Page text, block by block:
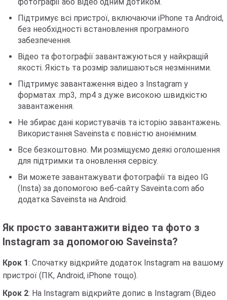
Підтримує всі пристрої, включаючи iPhone та Android,
без необхідності встановлення програмного
забезпечення.
Відео та фотографії завантажуються у найкращій
якості. Якість та розмір залишаються незмінними.
Підтримує завантаження відео з Instagram у
форматах .mp3, .mp4 з дуже високою швидкістю
завантаження.
Не збирає дані користувачів та історію завантажень.
Використання Saveinsta є повністю анонімним.
Все безкоштовно. Ми розміщуємо деякі оголошення
для підтримки та оновлення сервісу.
Ви можете завантажувати фотографії та відео IG
(Insta) за допомогою веб-сайту Saveinta.com або
додатка Saveinsta на Android.
Як просто завантажити відео та фото з
Instagram за допомогою Saveinsta?
Крок 1: Спочатку відкрийте додаток Instagram на вашому
пристрої (ПК, Android, iPhone тощо).
Крок 2: На Instagram відкрийте допис в Instagram (Відео